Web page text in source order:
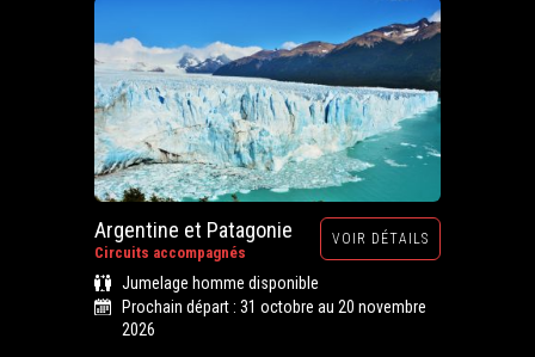
Argentine et Patagonie
Circuits accompagnés
VOIR DÉTAILS
Jumelage homme disponible
Prochain départ : 31 octobre au 20 novembre
2026